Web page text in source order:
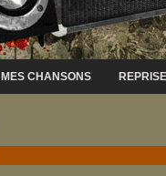
MES CHANSONS